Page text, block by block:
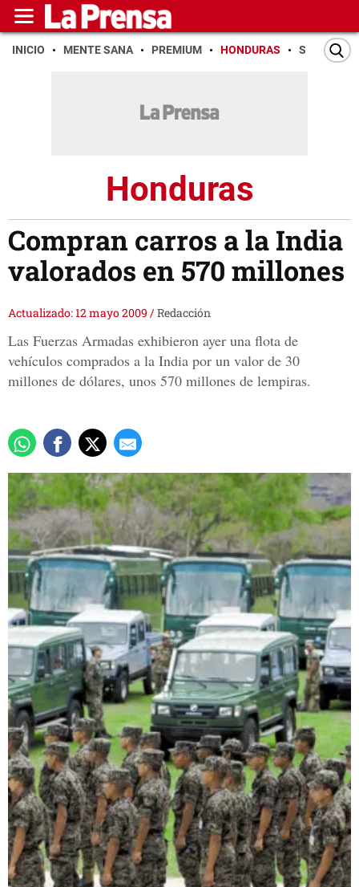
INICIO MENTE SANA PREMIUM HONDURAS SAN PEDRO
Honduras
Compran carros a la India
valorados en 570 millones
Actualizado: 12 mayo 2009 /Redacción
Las Fuerzas Armadas exhibieron ayer una flota de
vehículos comprados a la India por un valor de 30
millones de dólares, unos 570 millones de lempiras.